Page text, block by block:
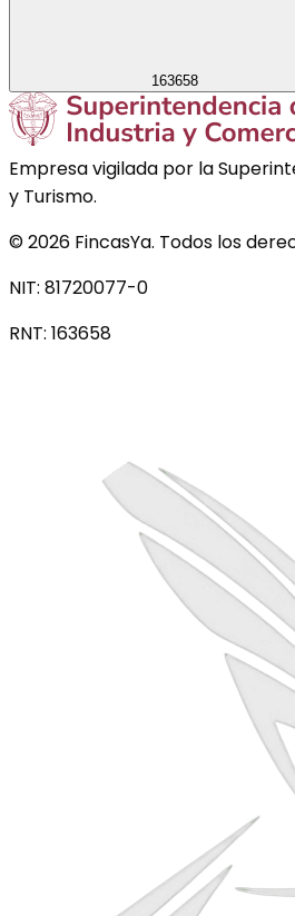
163658
Empresa vigilada por la
y Turismo.
©2026 FincasYa. Todos los
NIT: 81720077-0
RNT: 163658